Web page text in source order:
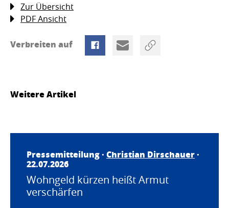
Zur Übersicht
PDF Ansicht
Verbreiten auf
Weitere Artikel
Pressemitteilung · Christian Dirschauer·
22.07.2026
Wohngeld kürzen heißt Armut
verschärfen